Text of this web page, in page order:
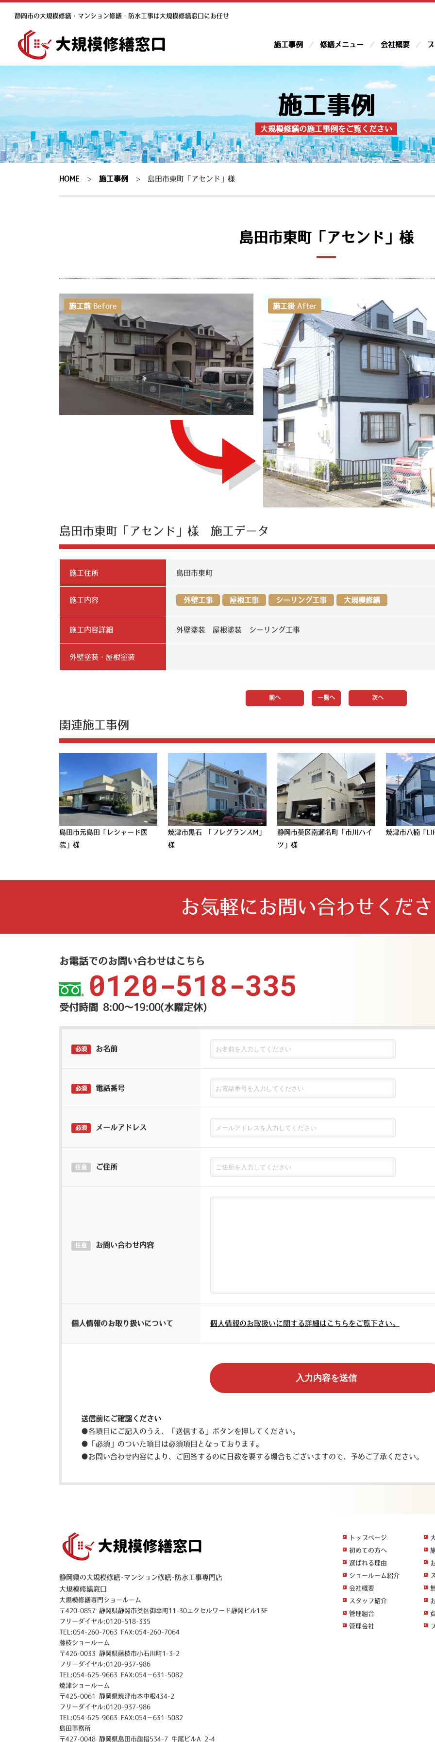
静岡市の大規模修繕・マンション修繕・防水工事は大規模修繕窓口にお任せ
施工事例 修繕メニュー 会社概要
施工事例
大規模修繕の施工事例をご覧ください
HOME > 施工事例 > 島田市東町「アセンド」様
島田市東町「アセンド」様
施工後 After
施工前 Before
島田市東町「アセンド」様 施工データ
施工住所 島田市東町
施工内容 外壁工事 屋根工事 シーリング工事 大規模修繕
施工内容詳細 外壁塗装 屋根塗装 シーリング工事
外壁塗装・屋根塗装
前へ 一覧へ 次へ
関連施工事例
島田市元島田「レシャード医
院」様
焼津市黒石 「フレグランスM」
様
静岡市葵区南瀬名町「市川ハイ
ツ」様
焼津市八楠「
お気軽に お問い合わせくだ
お電話でのお問い合わせはこちら
0120-518-335
受付時間 8:00〜19:00(水曜定休)
必須 お名前
必須 電話番号
必須 メールアドレス
任意 ご住所
任意 お問い合わせ内容
個人情報のお取り扱いについて 個人情報のお取扱いに関する詳細はこちらをご覧下さい。
送信前にご確認ください
●各項目にご記入のうえ、「送信する」ボタンを押してください。
●「必須」のついた項目は必須項目となっております。
●お問い合わせ内容により、ご回答するのに日数を要する場合もございますので、予めご了承ください。
静岡県の大規模修繕･マンション修繕･防水工事専門店
大規模修繕窓口
大規模修繕専門ショールーム
〒420-0857 静岡県静岡市葵区御幸町11-30エクセルワード静岡ビル13F
フリーダイヤル:0120-518-335
TEL:054-260-7063 FAX:054-260-7064
藤枝ショールーム
〒426-0033 静岡県藤枝市小石川町1-3-2
フリーダイヤル:0120-937-986
TEL:054-625-9663 FAX:054－631-5082
焼津ショールーム
〒425-0061 静岡県焼津市本中根434-2
フリーダイヤル:0120-937-986
TEL:054-625-9663 FAX:054－631-5082
島田事務所
〒427-0048 静岡県島田市旗指534-7 牛尾ビルA 2-4
トップページ
初めての方へ
選ばれる理由
ショールーム紹介
会社概要
スタッフ紹介
管理組合
管理会社